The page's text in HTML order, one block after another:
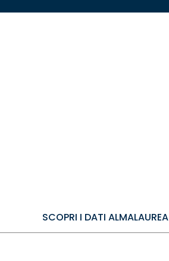
SCOPRI I DATI ALMALAUREA